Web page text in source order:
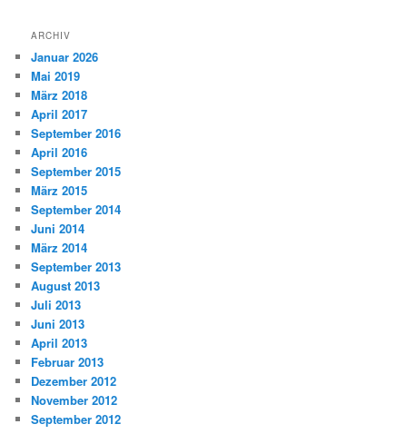
ARCHIV
Januar 2026
Mai 2019
März 2018
April 2017
September 2016
April 2016
September 2015
März 2015
September 2014
Juni 2014
März 2014
September 2013
August 2013
Juli 2013
Juni 2013
April 2013
Februar 2013
Dezember 2012
November 2012
September 2012